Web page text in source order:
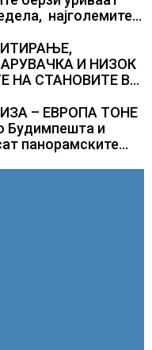
најголемите
И НИЗОК
НА СТАНОВИТЕ ВО
на
која е
– ЕВРОПА ТОНЕ
Будимпешта и
панорамските